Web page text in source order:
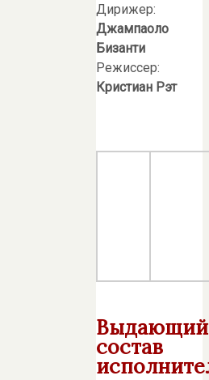
Дирижер:
Джампаоло
Бизанти
Режиссер:
Кристиан Рэт
состав